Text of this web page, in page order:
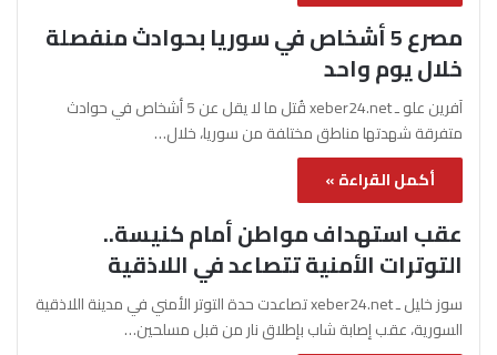
مصرع 5 أشخاص في سوريا بحوادث منفصلة
خلال يوم واحد
آفرين علو ـ xeber24.net قُتل ما لا يقل عن 5 أشخاص في حوادث
متفرقة شهدتها مناطق مختلفة من سوريا، خلال…
أكمل القراءة »
عقب استهداف مواطن أمام كنيسة..
التوترات الأمنية تتصاعد في اللاذقية
سوز خليل ـ xeber24.net تصاعدت حدة التوتر الأمني في مدينة اللاذقية
السورية، عقب إصابة شاب بإطلاق نار من قبل مسلحين…